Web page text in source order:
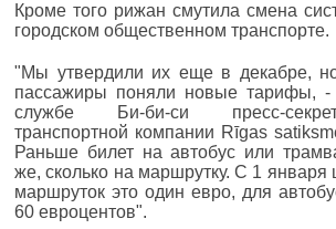
Кроме того рижан смутила смена
городском общественном транспорте.
"Мы утвердили их еще в декабре,
пассажиры поняли новые тарифы, -
службе Би-би-си пресс-
транспортной компании Rīgas
Раньше билет на автобус или
же, сколько на маршрутку. С 1
маршруток это один евро, для
60 евроцентов".